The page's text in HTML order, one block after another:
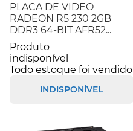
PLACA DE VIDEO
RADEON R5 230 2GB
DDR3 64-BIT AFR52...
Produto
indisponível
Todo estoque foi vendido
INDISPONÍVEL